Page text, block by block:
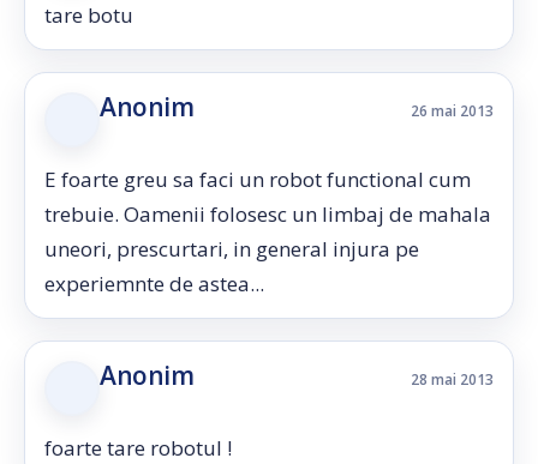
tare botu
Anonim 26 mai 2013
E foarte greu sa faci un robot functional cum
trebuie. Oamenii folosesc un limbaj de mahala
uneori, prescurtari, in general injura pe
experiemnte de astea...
Anonim 28 mai 2013
foarte tare robotul !